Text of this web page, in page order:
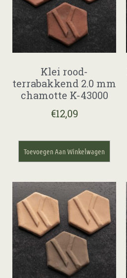
Klei rood-
terrabakkend 2.0 mm
chamotte K-43000
€12,09
Toevoegen Aan Winkelwagen